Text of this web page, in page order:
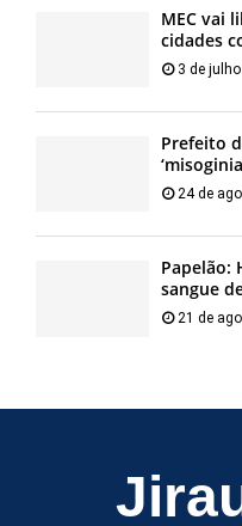
MEC vai
cidades
3 de
Prefeito
24 de
Papelão:
sangue
21 de